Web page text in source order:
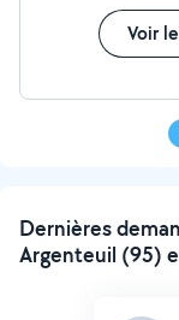
Voir
Dernières
Argenteuil (95)